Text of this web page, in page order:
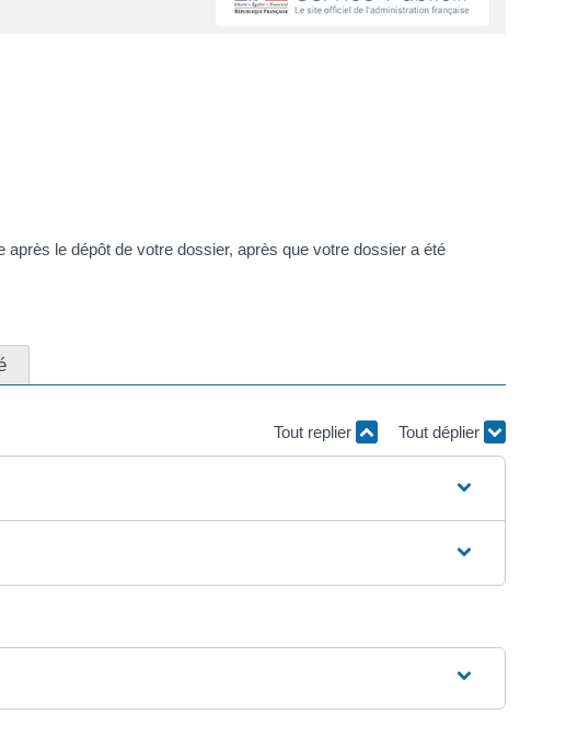
le dépôt de votre dossier, après que votre dossier a été
Tout replier Tout déplier